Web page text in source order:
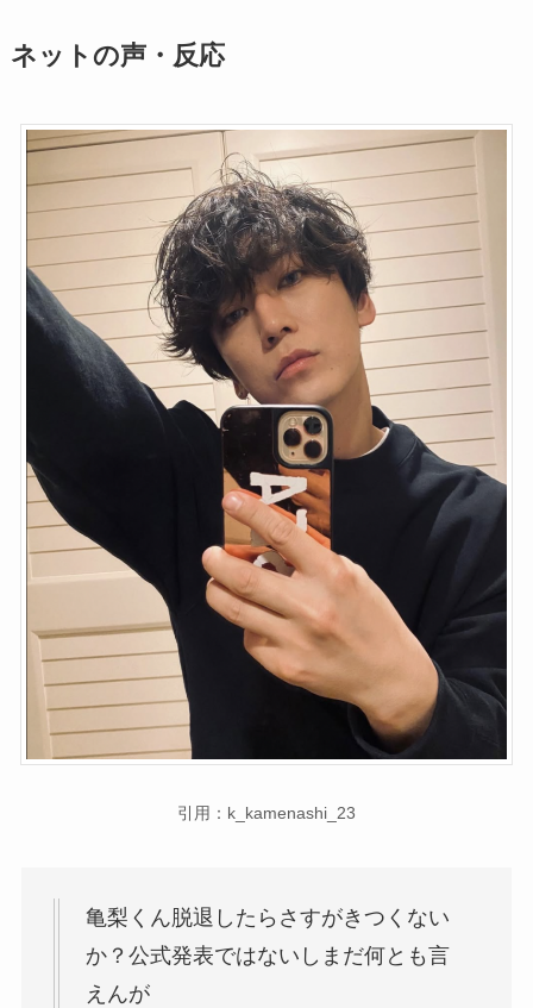
ネットの声・反応
引用：k_kamenashi_23
亀梨くん脱退したらさすがきつくない
か？公式発表ではないしまだ何とも言
えんが